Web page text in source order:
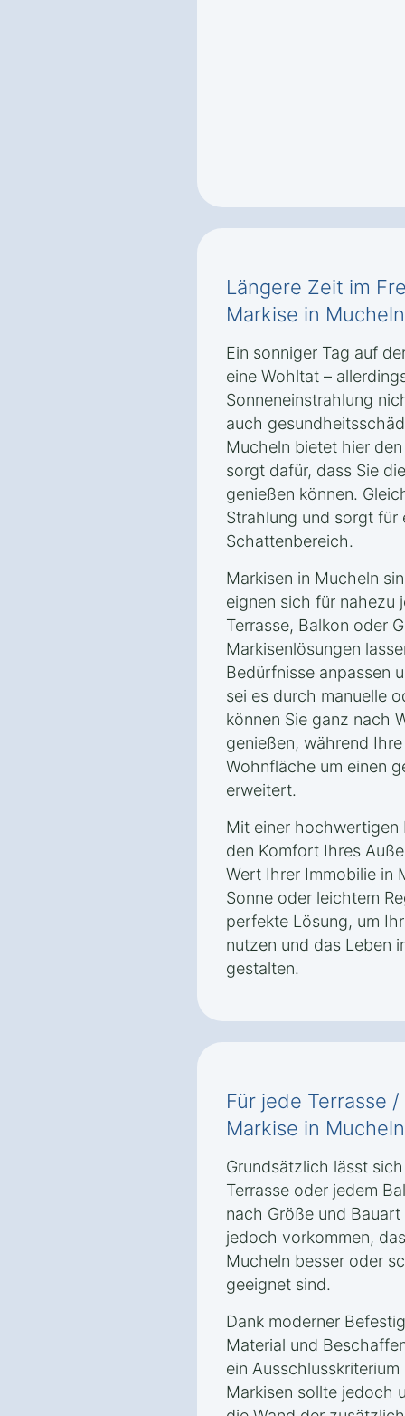
Längere Zeit im
Markise in Mucheln
Ein sonniger Tag auf
eine Wohltat –
Sonneneinstrahlung
auch
Mucheln bietet hier
sorgt dafür, dass Sie
genießen können.
Strahlung und sorgt für
Schattenbereich.
Markisen in Mucheln
eignen sich für nahezu
Terrasse, Balkon oder
Markisenlösungen
Bedürfnisse anpassen
sei es durch manuelle
können Sie ganz nach
genießen, während
Wohnfläche um einen
erweitert.
Mit einer hochwertigen
den Komfort Ihres
Wert Ihrer Immobilie in
Sonne oder leichtem
perfekte Lösung, um
nutzen und das Leben
gestalten.
Für jede Terrasse
Markise in Mucheln
Grundsätzlich lässt
Terrasse oder jedem
nach Größe und
jedoch vorkommen,
Mucheln besser oder
geeignet sind.
Dank moderner
Material und
ein
Markisen sollte jedoch